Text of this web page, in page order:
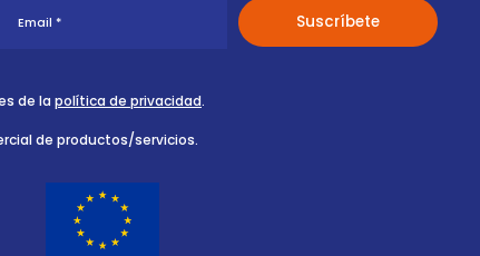
de la política de privacidad.
de productos/servicios.